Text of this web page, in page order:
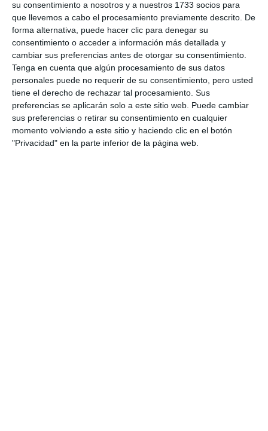
su consentimiento a nosotros y a nuestros 1733 socios para
que llevemos a cabo el procesamiento previamente descrito. De
forma alternativa, puede hacer clic para denegar su
consentimiento o acceder a información más detallada y
cambiar sus preferencias antes de otorgar su consentimiento.
Tenga en cuenta que algún procesamiento de sus datos
personales puede no requerir de su consentimiento, pero usted
tiene el derecho de rechazar tal procesamiento. Sus
preferencias se aplicarán solo a este sitio web. Puede cambiar
sus preferencias o retirar su consentimiento en cualquier
momento volviendo a este sitio y haciendo clic en el botón
"Privacidad" en la parte inferior de la página web.
Comparte esta noticia desde el siguiente enlace:
https://mijascom.com/?a=38292
CUDECA MIJAS GOLF